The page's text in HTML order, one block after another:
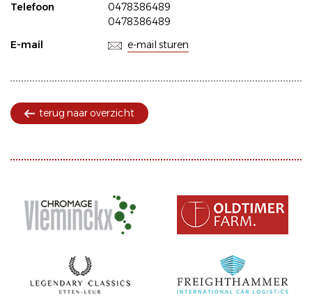
Telefoon
0478386489
0478386489
E-mail
e-mail sturen
terug naar overzicht